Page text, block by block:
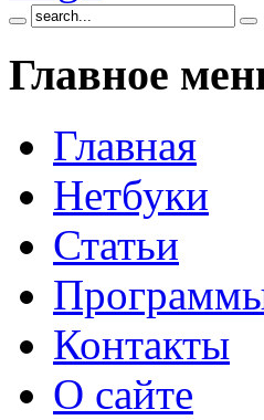
Главное
Главная
Нетбуки
Статьи
Контакты
О сайте